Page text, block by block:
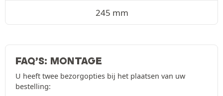
245 mm
FAQ’S: MONTAGE
U heeft twee bezorgopties bij het plaatsen van uw
bestelling: